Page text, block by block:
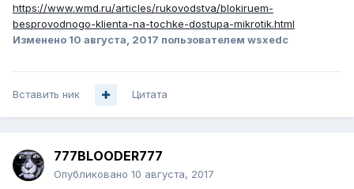
https://www.wmd.ru/articles/rukovodstva/blokiruem-
besprovodnogo-klienta-na-tochke-dostupa-mikrotik.html
Изменено 10 августа, 2017 пользователем wsxedc
Вставить ник Цитата
777BLOODER777
Опубликовано 10 августа, 2017